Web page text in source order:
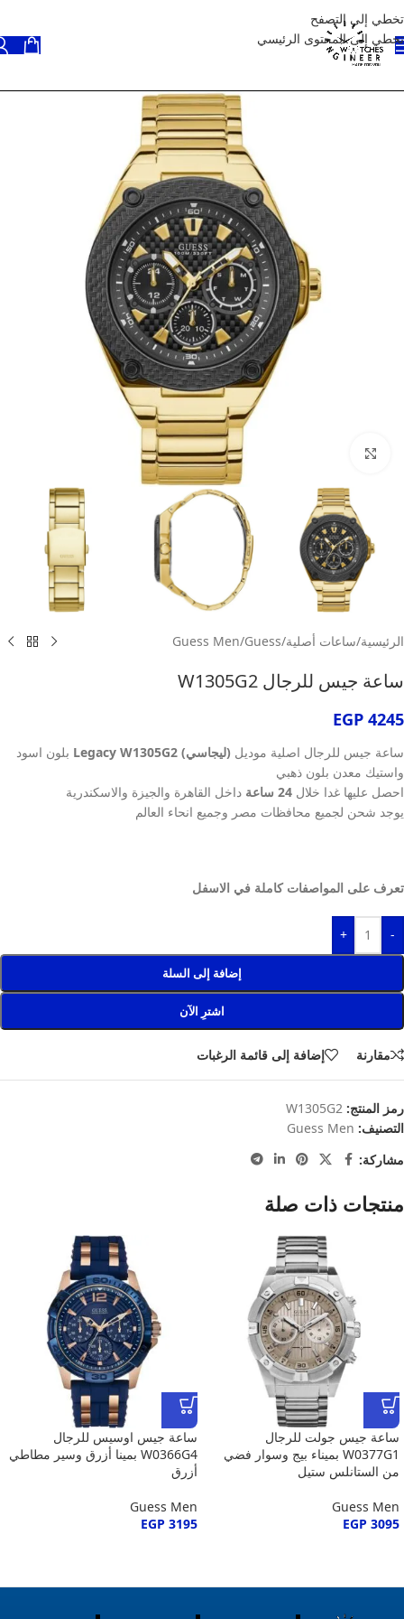
تخطي إلى التصفح
تخطي إلى المحتوى الرئيسي
الرئيسية/ساعات أصلية/
Guess
/
Guess Men
ساعة جيس للرجال W1305G2
EGP 4245
ساعة جيس للرجال اصلية موديل (ليجاسي) Legacy W1305G2
بلون اسود
واستيك معدن بلون ذهبي
احصل عليها غدا خلال 24 ساعة
داخل القاهرة والجيزة والاسكندرية
يوجد شحن لجميع محافظات مصر وجميع انحاء العالم
تعرف على المواصفات كاملة في الاسفل
-
+
إضافة إلى السلة
اشترِ الآن
مقارنة إضافة إلى قائمة الرغبات
رمز المنتج: W1305G2
التصنيف: Guess Men
مشاركة:
منتجات ذات صلة
ساعة جيس جولت للرجال
W0377G1 بميناء بيج وسوار فضي
من الستانلس ستيل
Guess Men
EGP 3095
ساعة جيس اوسيس للرجال
W0366G4 بمينا أزرق وسير مطاطي
أزرق
Guess Men
EGP 3195